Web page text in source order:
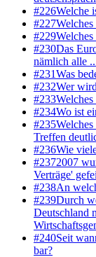
#226Welche
#227
#229
#230Das
nämlich alle
#231Was
#232Wer
#233
#234Wo ist
#235
Treffen
#236Wie
#2372007
Verträge'
#238An
#239Durch
Deutschland
#240Seit
bar?